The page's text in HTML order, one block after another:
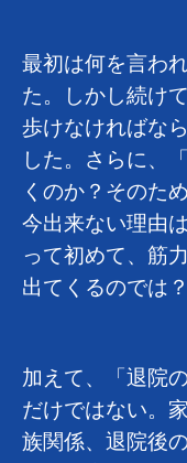
最初は何を言わ
た。しかし続け
歩けなければな
した。さらに、
くのか？そのた
今出来ない理由
って初めて、筋
出てくるのでは
加えて、「退院
だけではない。
族関係、退院後